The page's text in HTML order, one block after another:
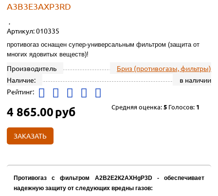
А3В3Е3АХР3RD
Артикул:010335
противогаз оснащен супер-универсальным фильтром (защита от
многих ядовитых веществ)!
Производитель
Бриз (противогазы, фильтры)
Наличие:
в наличии
Рейтинг:
Средняя оценка:5 Голосов: 1
4 865.00руб
ЗАКАЗАТЬ
Противогаз с фильтром А2В2Е2К2АХHgР3D - обеспечивает
надежную защиту от следующих вредны газов: